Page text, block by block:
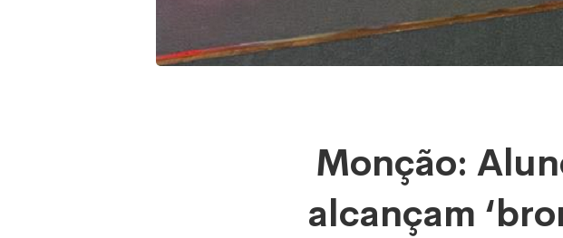
Alunos
Monção:
alcançam